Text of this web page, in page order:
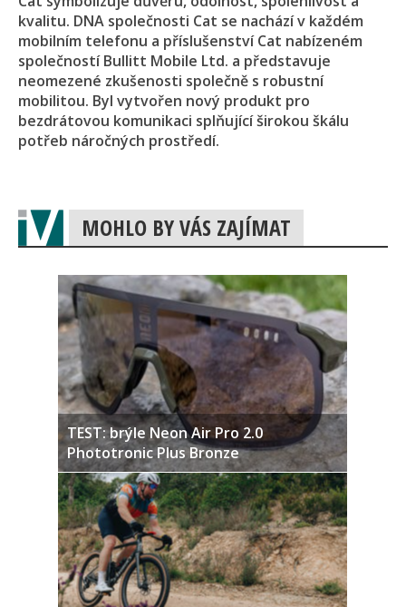
kvalitu. DNA společnosti Cat se nachází v každém
mobilním telefonu a příslušenství Cat nabízeném
společností Bullitt Mobile Ltd. a představuje
neomezené zkušenosti společně s robustní
mobilitou. Byl vytvořen nový produkt pro
bezdrátovou komunikaci splňující širokou škálu
potřeb náročných prostředí.
MOHLO BY VÁS ZAJÍMAT
TEST: brýle Neon Air Pro 2.0
Phototronic Plus Bronze